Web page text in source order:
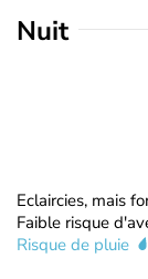
Nuit
Eclaircies, mais
Faible risque
Risque de pluie